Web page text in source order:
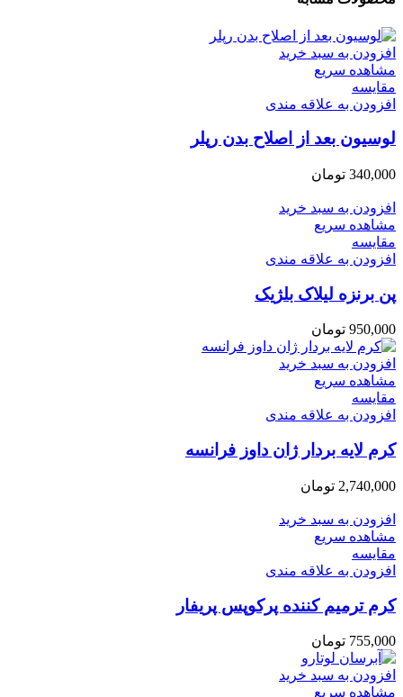
افزودن به سبد خرید
مشاهده سریع
مقایسه
افزودن به علاقه مندی
لوسیون بعد از اصلاح بدن رپلر
340,000 تومان
افزودن به سبد خرید
مشاهده سریع
مقایسه
افزودن به علاقه مندی
پن برنزه لیلاک بلژیک
950,000 تومان
افزودن به سبد خرید
مشاهده سریع
مقایسه
افزودن به علاقه مندی
کرم لایه بردار ژان داوز فرانسه
2,740,000 تومان
افزودن به سبد خرید
مشاهده سریع
مقایسه
افزودن به علاقه مندی
کرم ترمیم کننده پرکوپس پریفار
755,000 تومان
افزودن به سبد خرید
مشاهده سریع